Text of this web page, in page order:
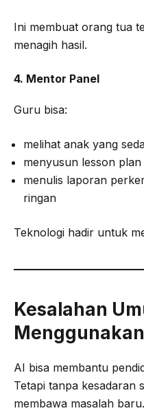
Ini membuat orang tua
menagih hasil.
4. Mentor Panel
Guru bisa:
melihat anak yang
menyusun lesson
menulis laporan
ringan
Teknologi hadir untuk
Kesalahan
AI bisa membantu
Tetapi tanpa kesadaran
membawa masalah